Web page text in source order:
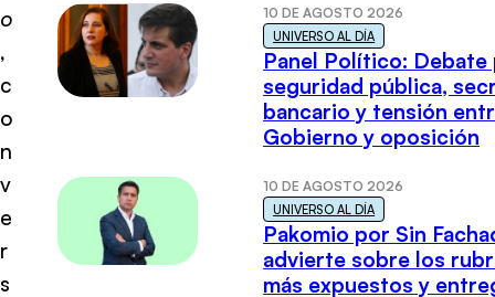
o
,
c
o
n
v
e
r
s
10 DE AGOSTO 2026
UNIVERSO AL DÍA
Panel Político: Debate
seguridad pública,
bancario y tensión
Gobierno y oposición
10 DE AGOSTO 2026
UNIVERSO AL DÍA
Pakomio por Sin
advierte sobre los
más expuestos y